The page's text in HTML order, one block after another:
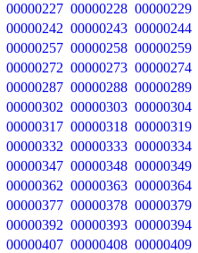
00000227 00000228 00000229
00000242 00000243 00000244
00000257 00000258 00000259
00000272 00000273 00000274
00000287 00000288 00000289
00000302 00000303 00000304
00000317 00000318 00000319
00000332 00000333 00000334
00000347 00000348 00000349
00000362 00000363 00000364
00000377 00000378 00000379
00000392 00000393 00000394
00000407 00000408 00000409